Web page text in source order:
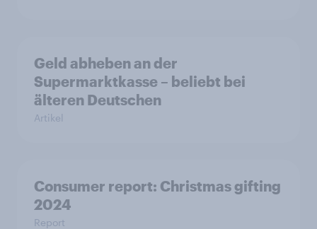
Geld abheben an der
Supermarktkasse – beliebt bei
älteren Deutschen
Artikel
Consumer report: Christmas gifting
2024
Report